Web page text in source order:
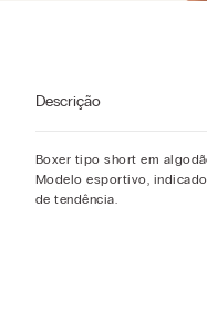
Descrição
Boxer tipo short em
Modelo esportivo,
de tendência.